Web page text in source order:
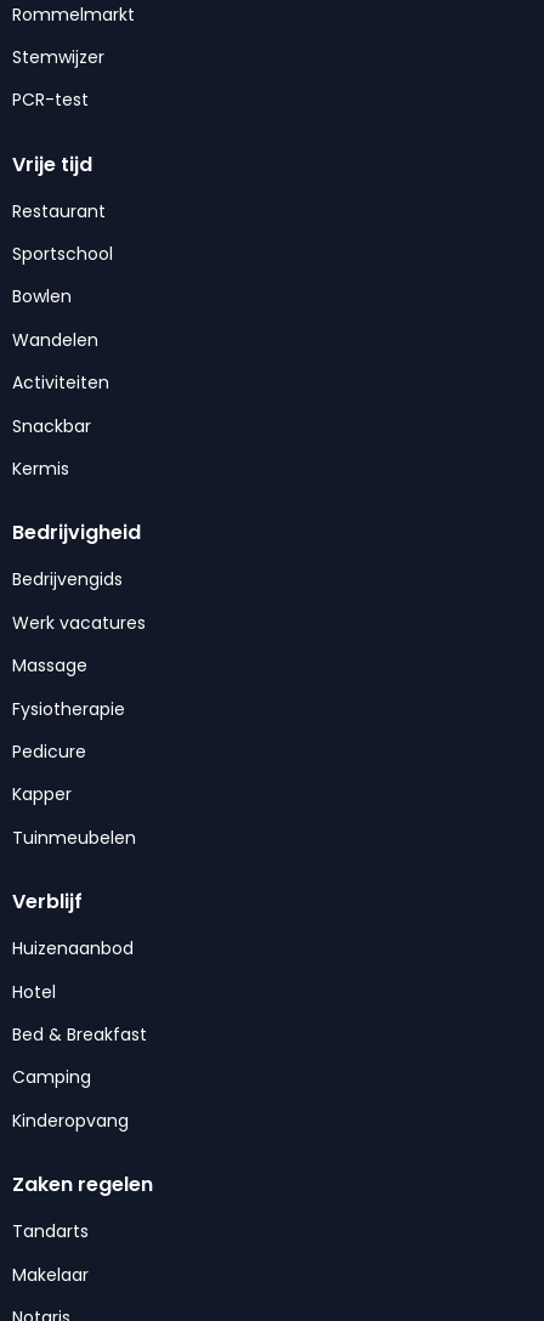
Rommelmarkt
Stemwijzer
PCR-test
Vrije tijd
Restaurant
Sportschool
Bowlen
Wandelen
Activiteiten
Snackbar
Kermis
Bedrijvigheid
Bedrijvengids
Werk vacatures
Massage
Fysiotherapie
Pedicure
Kapper
Tuinmeubelen
Verblijf
Huizenaanbod
Hotel
Bed & Breakfast
Camping
Kinderopvang
Zaken regelen
Tandarts
Makelaar